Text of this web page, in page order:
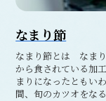
なまり節
なまり節とは なまり
から食されている加
まりになったともい
間、旬のカツオをな